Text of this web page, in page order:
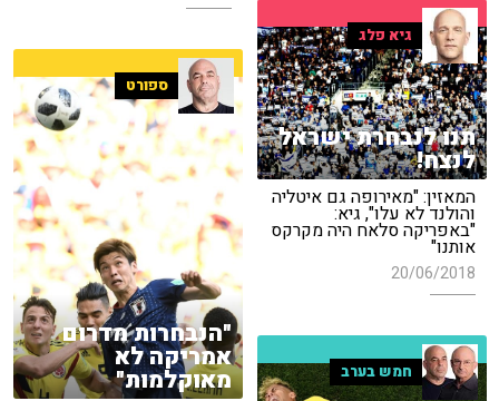
גיא פלג
תנו לנבחרת ישראל
לנצח!
המאזין: "מאירופה גם איטליה
והולנד לא עלו", גיא:
"באפריקה סלאח היה מקרקס
אותנו"
20/06/2018
ספורט
"הנבחרות מדרום
אמריקה לא
מאוקלמות" חמש בערב